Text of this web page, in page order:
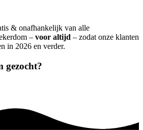
& onafhankelijk van alle
– voor altijd – zodat onze klanten
in 2026 en verder.
gezocht?